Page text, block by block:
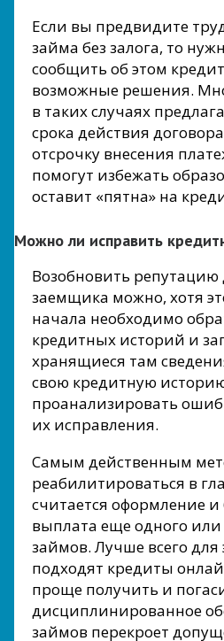
Если вы предвидите
займа без залога, то
сообщить об этом
возможные решения.
в таких случаях
срока действия
отсрочку внесения
помогут избежать
оставит «пятна» на
Можно ли исправить
Возобновить репутацию
заемщика можно, хотя
начала необходимо
кредитных историй и
хранящиеся там
свою кредитную
проанализировать
их исправления.
Самым действенным
реабилитироваться в
считается оформление
выплата еще одного или
займов. Лучше всего для
подходят кредиты
проще получить и
дисциплинированное
займов перекроет